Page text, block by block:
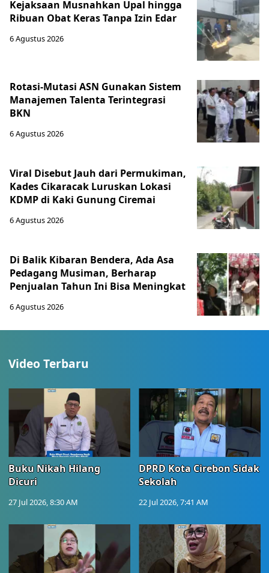
Kejaksaan Musnahkan Upal hingga
Ribuan Obat Keras Tanpa Izin Edar
6 Agustus 2026
Rotasi-Mutasi ASN Gunakan Sistem
Manajemen Talenta Terintegrasi
BKN
6 Agustus 2026
Viral Disebut Jauh dari Permukiman,
Kades Cikaracak Luruskan Lokasi
KDMP di Kaki Gunung Ciremai
6 Agustus 2026
Di Balik Kibaran Bendera, Ada Asa
Pedagang Musiman, Berharap
Penjualan Tahun Ini Bisa Meningkat
6 Agustus 2026
Video Terbaru
Buku Nikah Hilang
Dicuri
27 Jul 2026, 8:30 AM
DPRD Kota Cirebon Sidak
Sekolah
22 Jul 2026, 7:41 AM